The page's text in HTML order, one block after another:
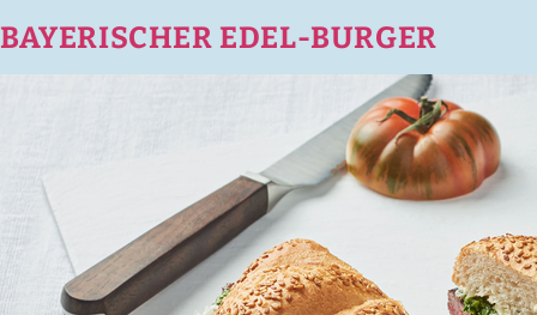
BAYERISCHER EDEL-BURGER